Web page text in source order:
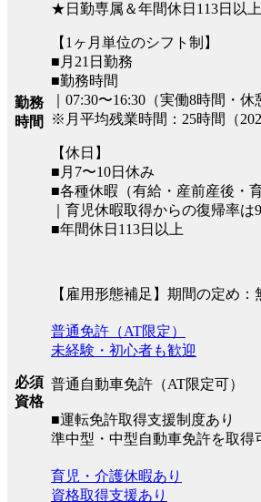
勤務
時間
★日勤専属＆年間休日113日以上
【1ヶ月単位のシフト制】
■月21日勤務
■勤務時間
｜07:30〜16:30（実働8時間・休
※月平均残業時間：25時間（
【休日】
■月7〜10日休み
■各種休暇（有給・産前産後・
｜育児休暇取得からの復帰率は
■年間休日113日以上
【雇用形態補足】期間の定め：
必須
資格
普通免許（AT限定）
未経験・初心者も歓迎
普通自動車免許（AT限定可）
■運転免許取得支援制度あり
準中型・中型自動車免許を取得
育児・介護休暇あり
資格取得支援あり